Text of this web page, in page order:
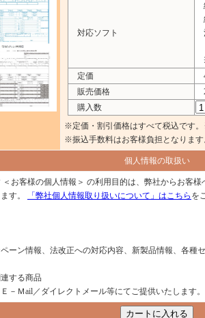
対応ソフト
定価
販売価格
購入数
※定価・割引価格はすべて税込です
※振込手数料はお客様負担となります
個人情報の取扱い
＜お客様の個人情報＞ の利用目的は、弊社からお客
す。
「弊社個人情報取り扱いについて」はこちら を
ーン情報、法改正への対応内容、新製品情報、各種
する商品
－Ｍail／ダイレクトメール等にてご提供いたします。